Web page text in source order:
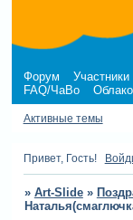
Форум Участники
FAQ/ЧаВо
Активные темы
Привет, Гость!
» Art-Slide »